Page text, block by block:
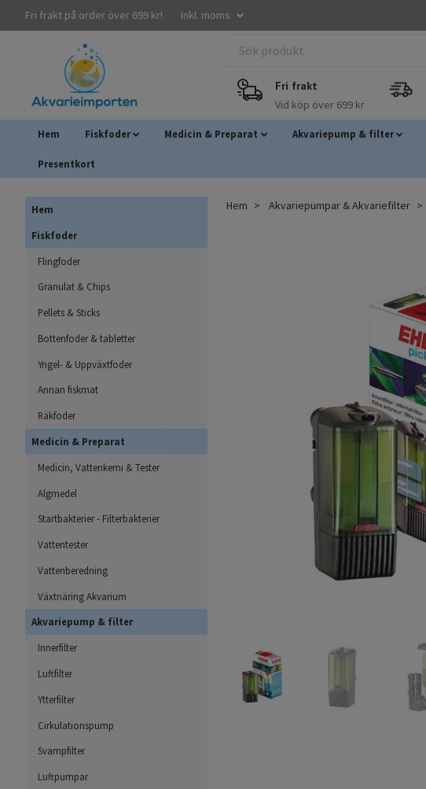
Fri frakt på order över 699 kr! Inkl. moms
Fri frakt
Vid köp över 699 kr
Hem Fiskfoder Medicin & Preparat Akvariepump & filter
Presentkort
Hem
Fiskfoder
Flingfoder
Granulat & Chips
Pellets & Sticks
Bottenfoder & tabletter
Yngel- & Uppväxtfoder
Annan fiskmat
Räkfoder
Medicin & Preparat
Medicin, Vattenkemi & Tester
Algmedel
Startbakterier - Filterbakterier
Vattentester
Vattenberedning
Växtnäring Akvarium
Akvariepump & filter
Innerfilter
Luftfilter
Ytterfilter
Cirkulationspump
Svampfilter
Luftpumpar
Hem Akvariepumpar & Akvariefilter